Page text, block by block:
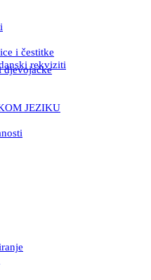
i čestitke
djevojačke
rekviziti
JEZIKU